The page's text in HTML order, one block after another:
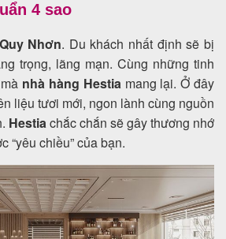
4 sao
Nhơn. Du khách nhất định sẽ bị
trọng, lãng mạn. Cùng những tinh
nhà hàng Hestiamang lại. Ở đây
liệu tươi mới, ngon lành cùng nguồn
Hestiachắc chắn sẽ gây thương nhớ
“yêu chiều” của bạn.